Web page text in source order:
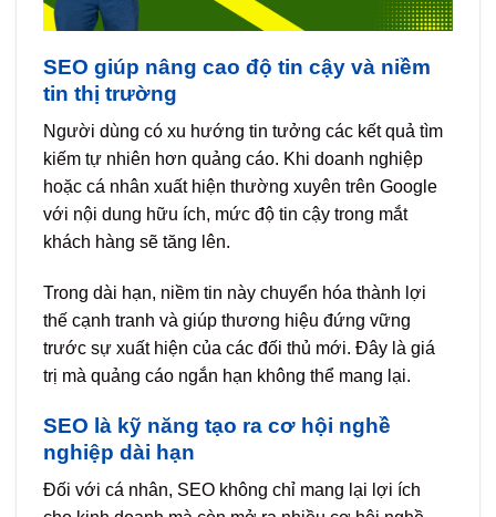
SEO giúp nâng cao độ tin cậy và niềm
tin thị trường
Người dùng có xu hướng tin tưởng các kết quả tìm
kiếm tự nhiên hơn quảng cáo. Khi doanh nghiệp
hoặc cá nhân xuất hiện thường xuyên trên Google
với nội dung hữu ích, mức độ tin cậy trong mắt
khách hàng sẽ tăng lên.
Trong dài hạn, niềm tin này chuyển hóa thành lợi
thế cạnh tranh và giúp thương hiệu đứng vững
trước sự xuất hiện của các đối thủ mới. Đây là giá
trị mà quảng cáo ngắn hạn không thể mang lại.
SEO là kỹ năng tạo ra cơ hội nghề
nghiệp dài hạn
Đối với cá nhân, SEO không chỉ mang lại lợi ích